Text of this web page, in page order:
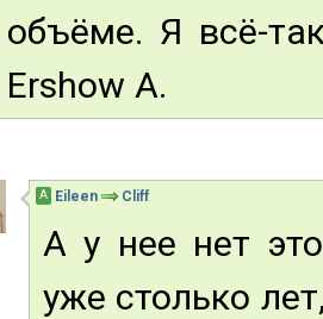
объёме. Я всё-
Ershow A.
А Eileen Cliff
А у нее нет
уже столько